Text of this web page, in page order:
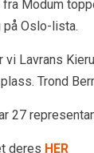
Modum
på Oslo-lista.
vi Lavrans
Trond
27
deres HER